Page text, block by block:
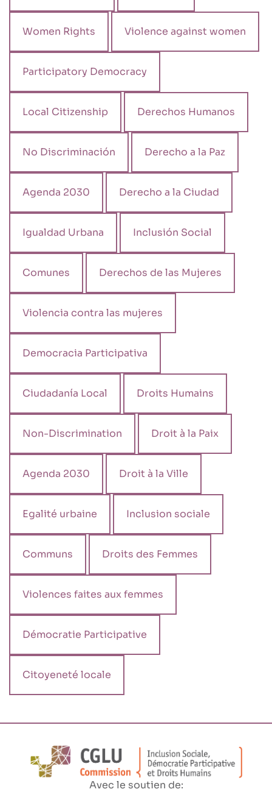
Women Rights Violence against women
Participatory Democracy
Local Citizenship Derechos Humanos
No Discriminación Derecho a la Paz
Agenda 2030 Derecho a la Ciudad
Igualdad Urbana Inclusión Social
Comunes Derechos de las Mujeres
Violencia contra las mujeres
Democracia Participativa
Ciudadanía Local Droits Humains
Non-Discrimination Droit à la Paix
Agenda 2030 Droit à la Ville
Egalité urbaine Inclusion sociale
Communs Droits des Femmes
Violences faites aux femmes
Démocratie Participative
Citoyeneté locale
Avec le soutien de: